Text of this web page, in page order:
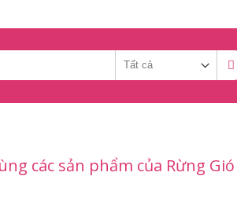
các sản phẩm của Rừng Gió